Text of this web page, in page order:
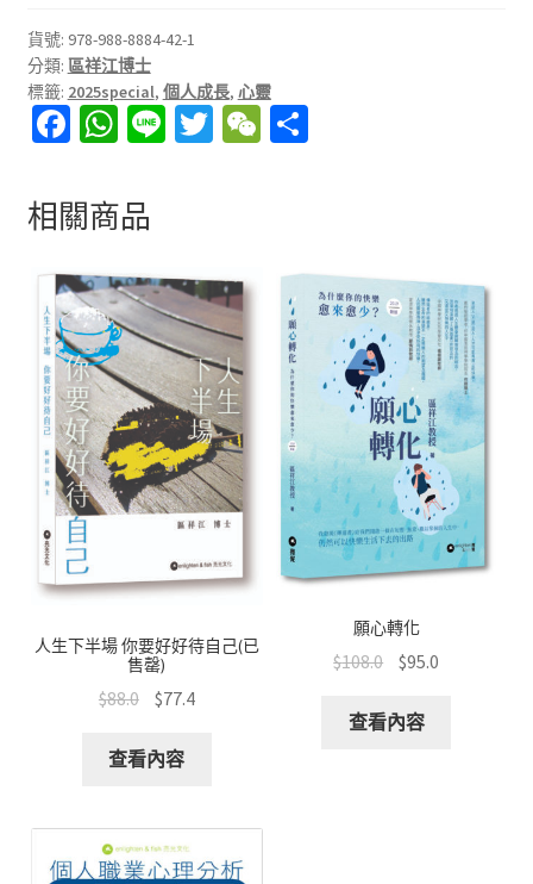
把
生
命
的
窗
給
己
數
量
貨號: 978-988-8884-42-1
分類: 區祥江博士
標籤: 2025special, 個人成長, 心靈
Fa
b
o
o
k
W
at
sA
p
p
Li T W
at
分
相關商品
人生下半場 你要好好待自己(已
售罄)
$88.0 $77.4
查看內容
願心轉化
$108.0 $95.0
查看內容